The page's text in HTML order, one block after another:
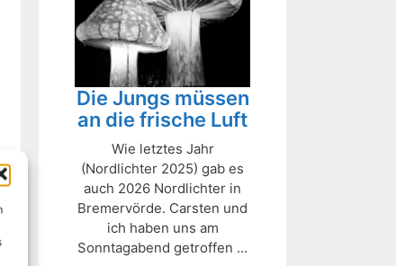
Die Jungs müssen
an die frische Luft
Wie letztes Jahr
(Nordlichter 2025) gab es
auch 2026 Nordlichter in
Bremervörde. Carsten und
ich haben uns am
Sonntagabend getroffen ...